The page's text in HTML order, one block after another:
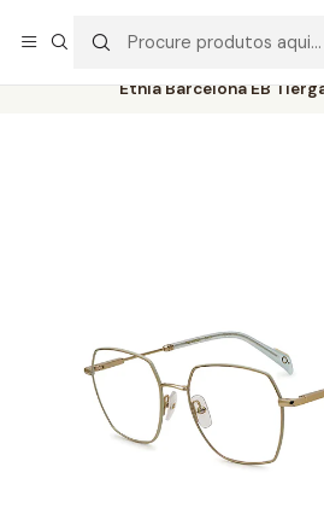
Etnia Barcelona EB